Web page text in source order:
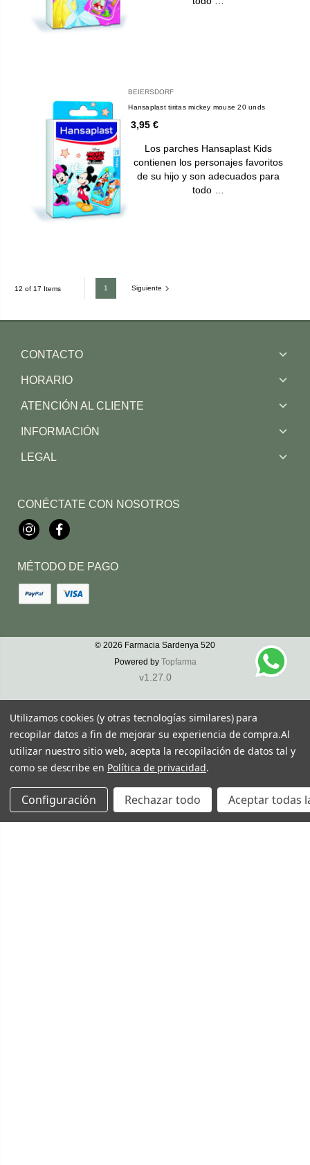
BEIERSDORF
Hansaplast tiritas mickey mouse 20 unds
3,95 €
Los parches Hansaplast Kids
contienen los personajes favoritos
de su hijo y son adecuados para
todo …
12 of 17 Items 1 Siguiente
CONTACTO
HORARIO
ATENCIÓN AL CLIENTE
INFORMACIÓN
LEGAL
CONÉCTATE CON NOSOTROS
InstagramFacebook
MÉTODO DE PAGO
© 2026 Farmacia Sardenya 520
Powered by Topfarma
v1.27.0
Utilizamos cookies (y otras tecnologías similares) para
recopilar datos a fin de mejorar su experiencia de compra.Al
utilizar nuestro sitio web, acepta la recopilación de datos tal y
como se describe en Política de privacidad.
Configuración Rechazar todo Aceptar todas